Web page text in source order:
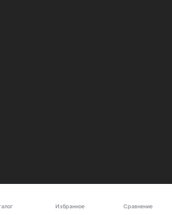
Избранное Сравнение